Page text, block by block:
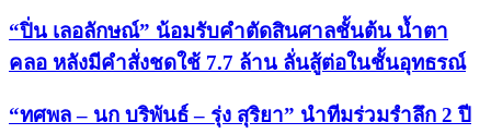
“ปิ่น เลอลักษณ์” น้อมรับคำตัดสินศาลชั้นต้น น้ำตา
คลอ หลังมีคำสั่งชดใช้ 7.7 ล้าน ลั่นสู้ต่อในชั้นอุทธรณ์
“ทศพล – นก บริพันธ์ – รุ่ง สุริยา” นำทีมร่วมรำลึก 2 ปี